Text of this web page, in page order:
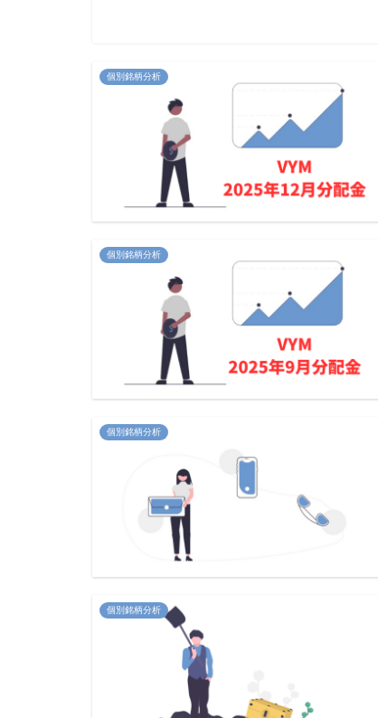
個別銘柄分析
個別銘柄分析
個別銘柄分析
個別銘柄分析